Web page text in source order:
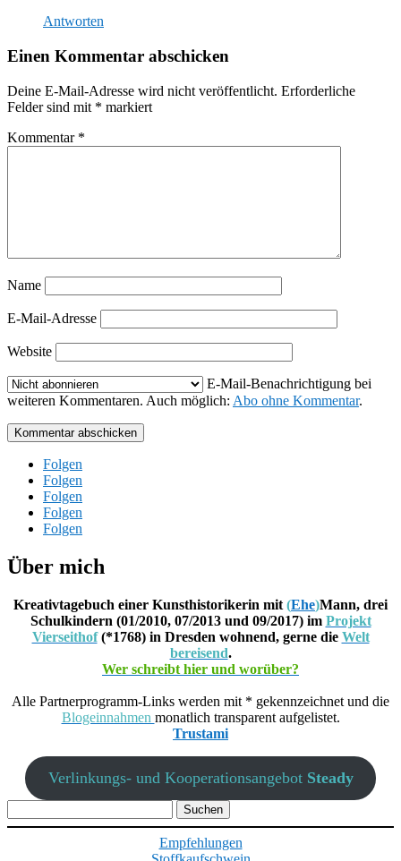
Antworten
Einen Kommentar abschicken
Deine E-Mail-Adresse wird nicht veröffentlicht. Erforderliche
Felder sind mit * markiert
Kommentar *
Name
E-Mail-Adresse
Website
E-Mail-Benachrichtigung bei
weiteren Kommentaren. Auch möglich: Abo ohne Kommentar.
Kommentar abschicken
Folgen
Folgen
Folgen
Folgen
Folgen
Über mich
Kreativtagebuch einer Kunsthistorikerin mit (Ehe)Mann, drei
Schulkindern (01/2010, 07/2013 und 09/2017) im Projekt
Vierseithof(*1768) in Dresden wohnend, gerne die Welt
bereisend.
Wer schreibt hier und worüber?
Alle Partnerprogramm-Links werden mit * gekennzeichnet und die
Blogeinnahmen monatlich transparent aufgelistet.
Trustami
Verlinkungs- und Kooperationsangebot Steady
nach:
Empfehlungen